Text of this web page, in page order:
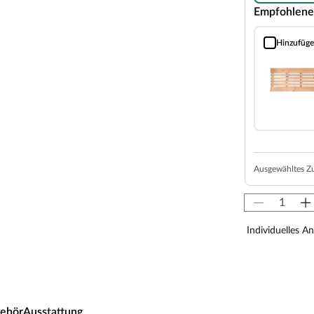
Je nach Raumeigenschaften kann sie rechts
Bodenrost
Ausgewähltes
Individuelles